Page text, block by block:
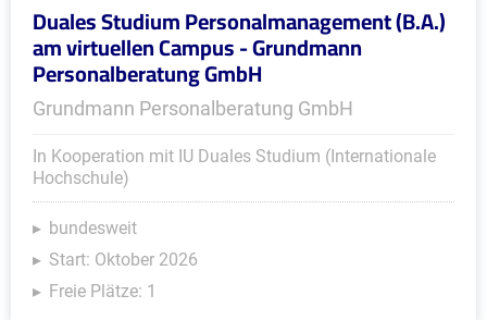
Duales Studium Personalmanagement (B.A.)
am virtuellen Campus - Grundmann
Personalberatung GmbH
Grundmann Personalberatung GmbH
In Kooperation mit IU Duales Studium (Internationale
Hochschule)
bundesweit
Start: Oktober 2026
Freie Plätze: 1